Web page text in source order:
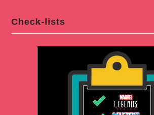
Check-lists